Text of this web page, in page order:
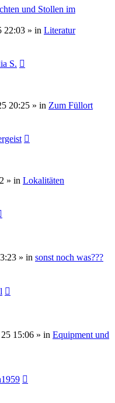
und Stollen im
22:03 » in Literatur
S.
20:25 » in Zum Füllort
» in Lokalitäten
» in sonst noch was???
15:06 » in Equipment und